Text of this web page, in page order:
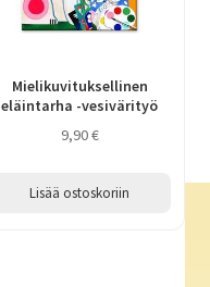
Mielikuvituksellinen
eläintarha -vesivärityö
9,90€
Lisää ostoskoriin